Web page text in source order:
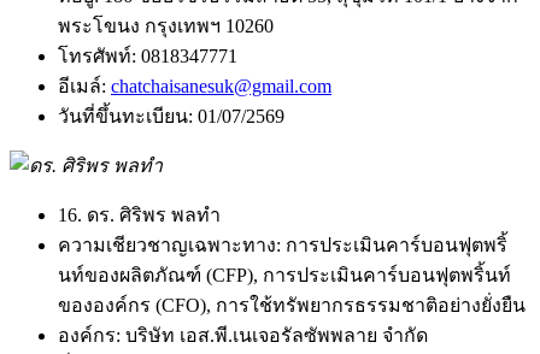
พระโขนง กรุงเทพฯ 10260
โทรศัพท์: 0818347771
อีเมล์: chatchaisanesuk@gmail.com
วันที่ขึ้นทะเบียน: 01/07/2569
16. ดร. ศิริพร พลทำ
ความเชียวชาญเฉพาะทาง: การประเมินคาร์บอนฟุตพริ้
นท์ของผลิตภัณฑ์ (CFP), การประเมินคาร์บอนฟุตพริ้นท์
ขององค์กร (CFO), การใช้ทรัพยากรธรรมชาติอย่างยั่งยืน
องค์กร: บริษัท เอส.พี.เนเจอรัลซัพพลาย จำกัด